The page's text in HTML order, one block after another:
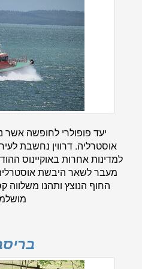
יעד פופולרי לחופשה
אוסטרליה. דרווין נחשבת
למדינות אחרות באוקיינוס
מעבר לשאר היבשת
החוף הנוצץ ותהנו